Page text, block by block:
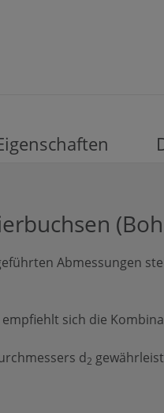
Abmessungen
sich die
d2